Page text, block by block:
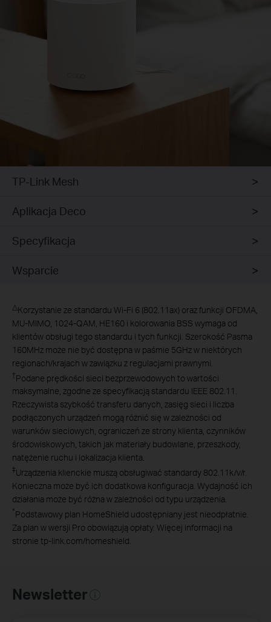
TP-Link Mesh
Aplikacja Deco
Specyfikacja
Wsparcie
△Korzystanie ze standardu Wi-Fi 6 (802.11ax) oraz funkcji OFDMA,
MU-MIMO, 1024-QAM, HE160 i kolorowania BSS wymaga od
klientów obsługi tego standardu i tych funkcji. Szerokość Pasma
160MHz może nie być dostępna w paśmie 5GHz w niektórych
regionach/krajach w zawiązku z regulacjami prawnymi.
†Podane prędkości sieci bezprzewodowych to wartości
maksymalne, zgodne ze specyfikacją standardu IEEE 802.11.
Rzeczywista szybkość transferu danych, zasięg sieci i liczba
podłączonych urządzeń mogą różnić się w zależności od
warunków sieciowych, ograniczeń ze strony klienta, czynników
środowiskowych, takich jak materiały budowlane, przeszkody,
natężenie ruchu i lokalizacja klienta.
‡Urządzenia klienckie muszą obsługiwać standardy 802.11k/v/r.
Konieczna może być ich dodatkowa konfiguracja. Wydajność ich
działania może być różna w zależności od typu urządzenia.
*Podstawowy plan HomeShield udostępniany jest nieodpłatnie.
Za plan w wersji Pro obowiązują opłaty. Więcej informacji na
stronie tp-link.com/homeshield.
Newsletter